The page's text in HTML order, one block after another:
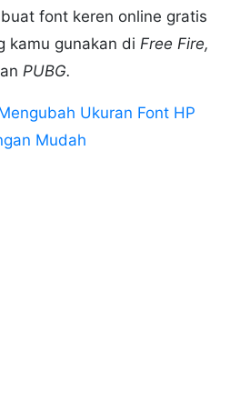
font keren online gratis
kamu gunakan di Free Fire,
PUBG.
Ukuran Font HP
Mudah